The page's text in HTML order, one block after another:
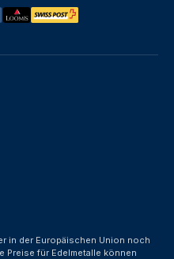
in der Europäischen Union noch
Preise für Edelmetalle können